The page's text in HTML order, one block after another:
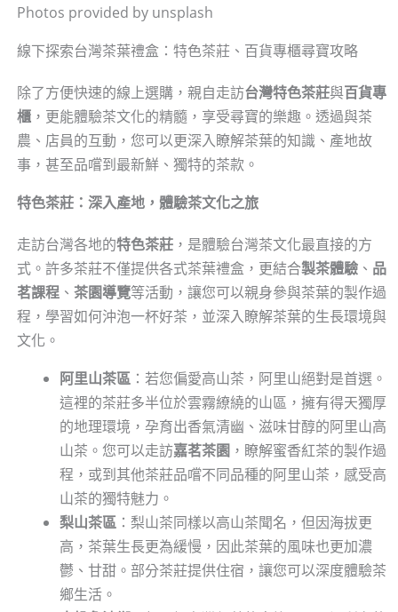
Photos provided by unsplash
線下探索台灣茶葉禮盒：特色茶莊、百貨專櫃尋寶攻略
除了方便快速的線上選購，親自走訪台灣特色茶莊與百貨專
櫃，更能體驗茶文化的精髓，享受尋寶的樂趣。透過與茶
農、店員的互動，您可以更深入瞭解茶葉的知識、產地故
事，甚至品嚐到最新鮮、獨特的茶款。
特色茶莊：深入產地，體驗茶文化之旅
走訪台灣各地的特色茶莊，是體驗台灣茶文化最直接的方
式。許多茶莊不僅提供各式茶葉禮盒，更結合製茶體驗、 品
茗課程、 茶園導覽等活動，讓您可以親身參與茶葉的製作過
程，學習如何沖泡一杯好茶，並深入瞭解茶葉的生長環境與
文化。
阿里山茶區：若您偏愛高山茶，阿里山絕對是首選。
這裡的茶莊多半位於雲霧繚繞的山區，擁有得天獨厚
的地理環境，孕育出香氣清幽、滋味甘醇的阿里山高
山茶。您可以走訪嘉茗茶園 ，瞭解蜜香紅茶的製作過
程，或到其他茶莊品嚐不同品種的阿里山茶，感受高
山茶的獨特魅力。
梨山茶區：梨山茶同樣以高山茶聞名，但因海拔更
高，茶葉生長更為緩慢，因此茶葉的風味也更加濃
鬱、甘甜。部分茶莊提供住宿，讓您可以深度體驗茶
鄉生活。